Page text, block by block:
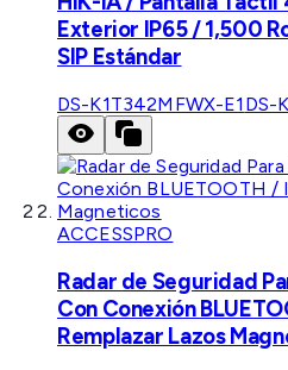
Exterior IP65 / 1,500
SIP Estándar
DS-K1T342MFWX-E1 DS-
ACCESSPRO
Radar de Seguridad
Con Conexión
Remplazar Lazos